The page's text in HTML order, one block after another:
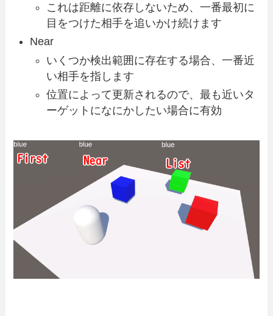
これは距離に依存しないため、一番最初に
目をつけた相手を追いかけ続けます
Near
いくつか検出範囲に存在する場合、一番近
い相手を指します
位置によって更新されるので、最も近いタ
ーゲットになにかしたい場合に有効